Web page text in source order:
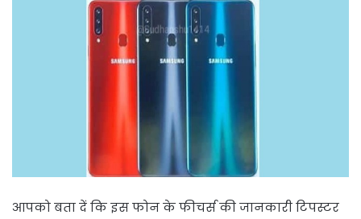
आपको बता दें कि इस फोन के फीचर्स की जानकारी टिपस्टर